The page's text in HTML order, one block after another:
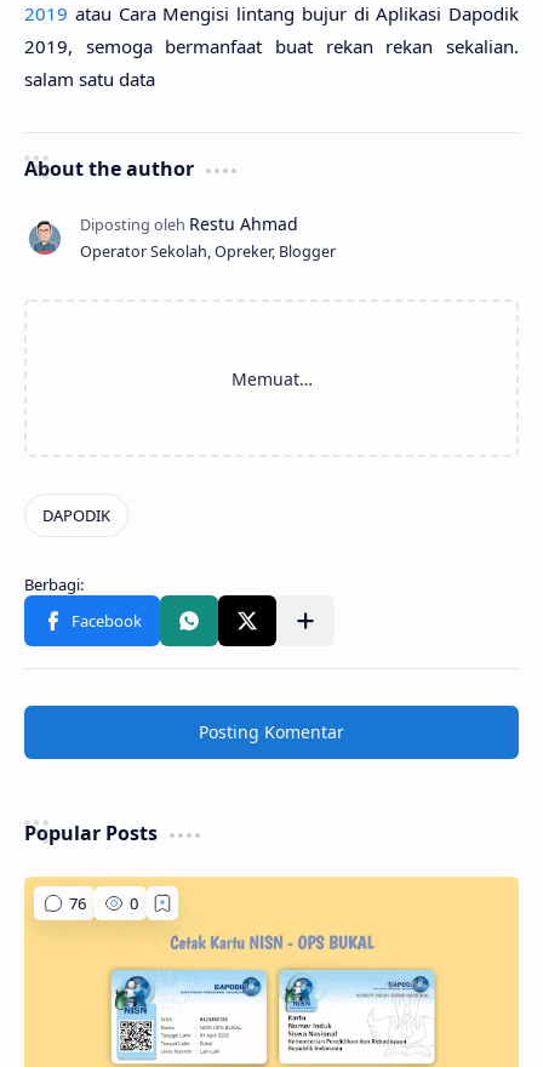
2019 atau Cara Mengisi lintang bujur di Aplikasi Dapodik
2019, semoga bermanfaat buat rekan rekan sekalian.
salam satu data
About the author
Operator Sekolah, Opreker, Blogger
Posting Komentar
Popular Posts